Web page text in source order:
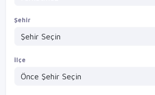
Şehir
İlçe